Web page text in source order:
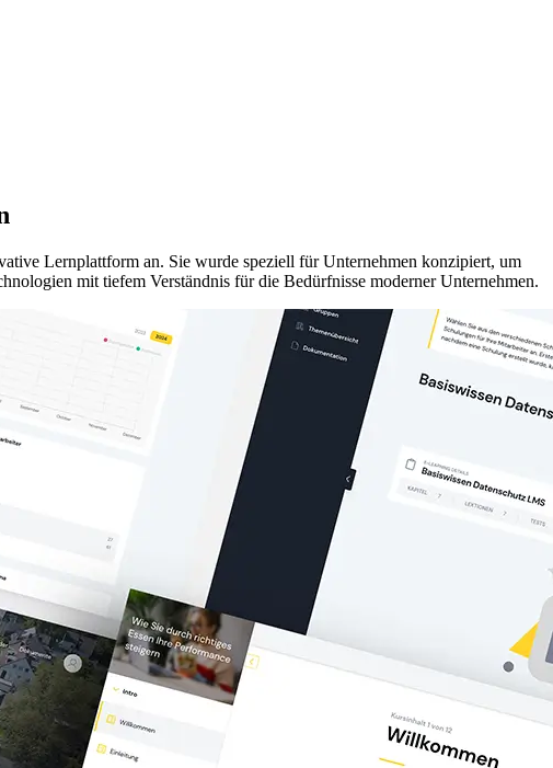
Lernplattform an. Sie wurde speziell für Unternehmen konzipiert, um
mit tiefem Verständnis für die Bedürfnisse moderner Unternehmen.